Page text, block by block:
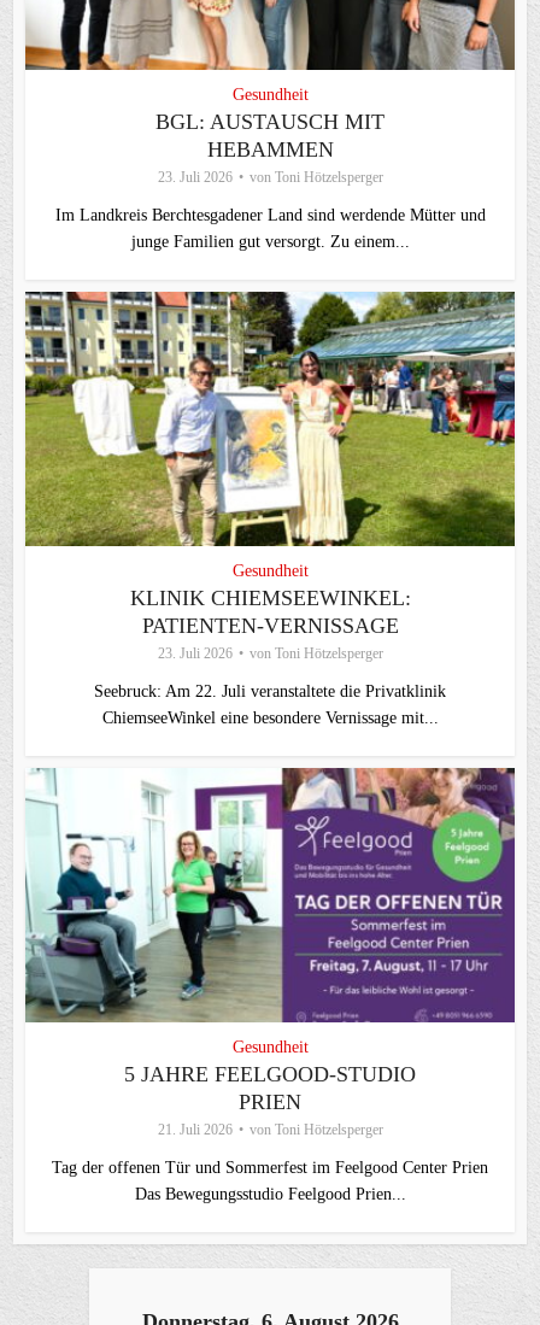
Gesundheit
BGL: AUSTAUSCH MIT
HEBAMMEN
23. Juli 2026 von Toni Hötzelsperger
Im Landkreis Berchtesgadener Land sind werdende Mütter und
junge Familien gut versorgt. Zu einem...
Gesundheit
KLINIK CHIEMSEEWINKEL:
PATIENTEN-VERNISSAGE
23. Juli 2026 von Toni Hötzelsperger
Seebruck: Am 22. Juli veranstaltete die Privatklinik
ChiemseeWinkel eine besondere Vernissage mit...
Gesundheit
5 JAHRE FEELGOOD-STUDIO
PRIEN
21. Juli 2026 von Toni Hötzelsperger
Tag der offenen Tür und Sommerfest im Feelgood Center Prien
Das Bewegungsstudio Feelgood Prien...